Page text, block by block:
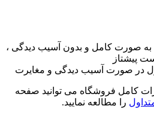
به صورت کامل و بدون آسیب دیدگی ،
پیشتاز
در صورت آسیب دیدگی و مغایرت
کامل فروشگاه می توانید صفحه
را مطالعه نمایید.